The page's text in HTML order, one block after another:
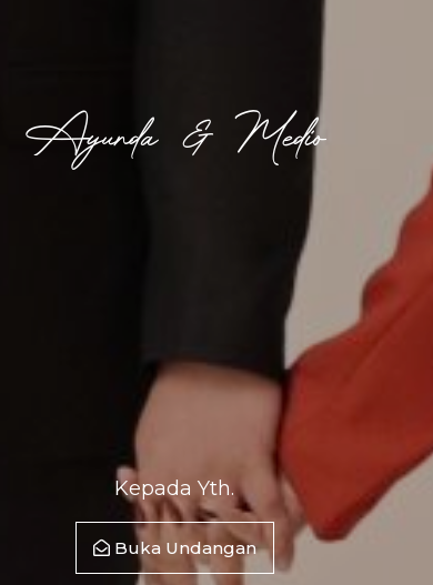
Ayunda & Medio
Kepada Yth.
Buka Undangan